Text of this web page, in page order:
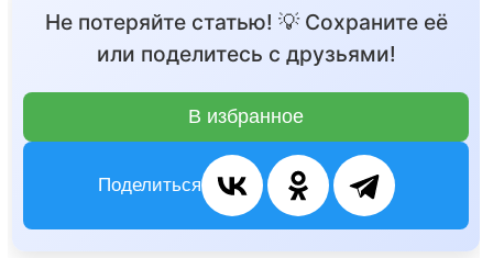
Не потеряйте статью! 💡 Сохраните её
или поделитесь с друзьями!
В избранное
Поделиться